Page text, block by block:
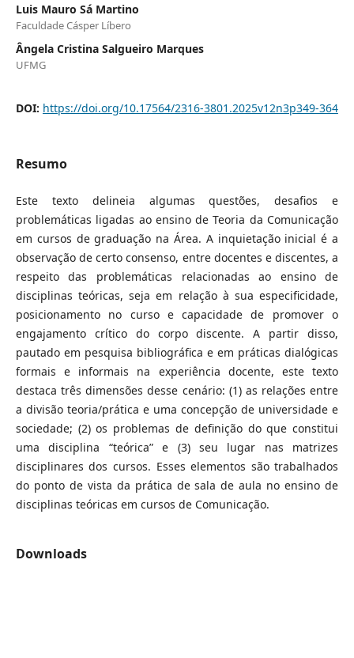
Luis Mauro Sá Martino
Faculdade Cásper Líbero
Ângela Cristina Salgueiro Marques
UFMG
DOI: https://doi.org/10.17564/2316-3801.2025v12n3p349-364
Resumo
Este texto delineia algumas questões, desafios e
problemáticas ligadas ao ensino de Teoria da Comunicação
em cursos de graduação na Área. A inquietação inicial é a
observação de certo consenso, entre docentes e discentes, a
respeito das problemáticas relacionadas ao ensino de
disciplinas teóricas, seja em relação à sua especificidade,
posicionamento no curso e capacidade de promover o
engajamento crítico do corpo discente. A partir disso,
pautado em pesquisa bibliográfica e em práticas dialógicas
formais e informais na experiência docente, este texto
destaca três dimensões desse cenário: (1) as relações entre
a divisão teoria/prática e uma concepção de universidade e
sociedade; (2) os problemas de definição do que constitui
uma disciplina “teórica” ​​e (3) seu lugar nas matrizes
disciplinares dos cursos. Esses elementos são trabalhados
do ponto de vista da prática de sala de aula no ensino de
disciplinas teóricas em cursos de Comunicação.
Downloads